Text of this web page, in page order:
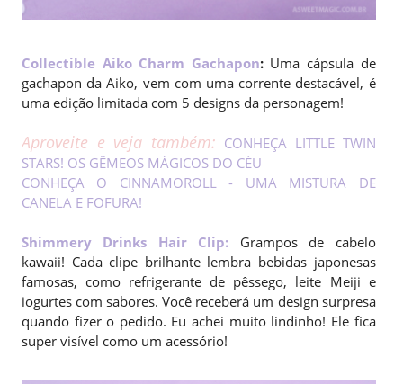
Collectible Aiko Charm Gachapon: Uma cápsula de
gachapon da Aiko, vem com uma corrente destacável, é
uma edição limitada com 5 designs da personagem!
Aproveite e veja também: CONHEÇA LITTLE TWIN
STARS! OS GÊMEOS MÁGICOS DO CÉU
CONHEÇA O CINNAMOROLL - UMA MISTURA DE
CANELA E FOFURA!
Shimmery Drinks Hair Clip: Grampos de cabelo
kawaii! Cada clipe brilhante lembra bebidas japonesas
famosas, como refrigerante de pêssego, leite Meiji e
iogurtes com sabores. Você receberá um design surpresa
quando fizer o pedido. Eu achei muito lindinho! Ele fica
super visível como um acessório!